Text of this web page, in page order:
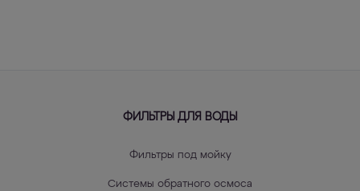
ФИЛЬТРЫ ДЛЯ ВОДЫ
Фильтры под мойку
Системы обратного осмоса